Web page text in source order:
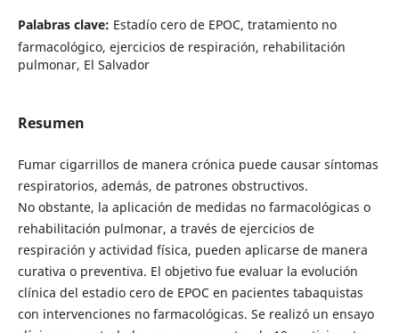
Palabras clave: Estadío cero de EPOC, tratamiento no
farmacológico, ejercicios de respiración, rehabilitación
pulmonar, El Salvador
Resumen
Fumar cigarrillos de manera crónica puede causar síntomas
respiratorios, además, de patrones obstructivos.
No obstante, la aplicación de medidas no farmacológicas o
rehabilitación pulmonar, a través de ejercicios de
respiración y actividad física, pueden aplicarse de manera
curativa o preventiva. El objetivo fue evaluar la evolución
clínica del estadio cero de EPOC en pacientes tabaquistas
con intervenciones no farmacológicas. Se realizó un ensayo